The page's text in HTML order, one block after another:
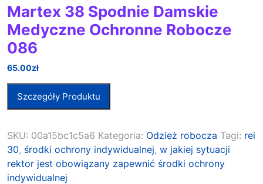
Martex 38 Spodnie Damskie
Medyczne Ochronne Robocze
086
65.00zł
Szczegóły Produktu
SKU: 00a15bc1c5a6 Kategoria: Odzież robocza Tagi: rei
30, środki ochrony indywidualnej, w jakiej sytuacji
rektor jest obowiązany zapewnić środki ochrony
indywidualnej